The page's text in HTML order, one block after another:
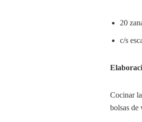
20
c/s
Cocinar
bolsas de